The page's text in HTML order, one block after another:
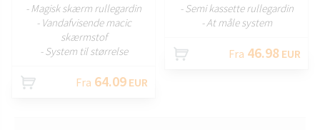
- Magisk skærm rullegardin
- Vandafvisende macic
skærmstof
- System til størrelse
Fra 64.09 EUR
- Semi kassette rullegardin
- At måle system
Fra 46.98 EUR